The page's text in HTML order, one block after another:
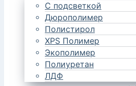
С подсветкой
Дюрополимер
Полистирол
XPS Полимер
Экополимер
Полиуретан
ЛДФ